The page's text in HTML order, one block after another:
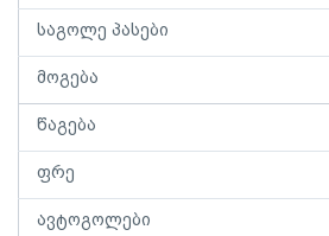
საგოლე პასები
მოგება
წაგება
ფრე
ავტოგოლები